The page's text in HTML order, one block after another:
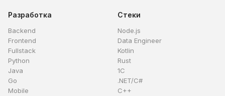
Разработка
Backend
Frontend
Fullstack
Python
Java
Go
Mobile
Стеки
Node.js
Data Engineer
Kotlin
Rust
1C
.NET/C#
C++